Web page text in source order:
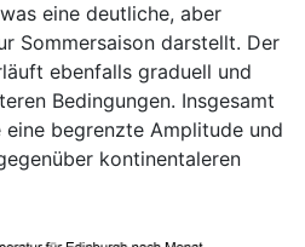
eine deutliche, aber
Sommersaison darstellt. Der
ebenfalls graduell und
Bedingungen. Insgesamt
begrenzte Amplitude und
kontinentaleren